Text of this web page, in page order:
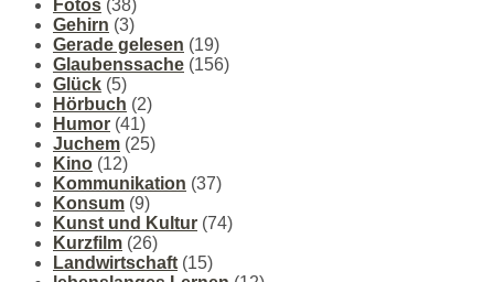
Fotos (38)
Gehirn (3)
Gerade gelesen (19)
Glaubenssache (156)
Glück (5)
Hörbuch (2)
Humor (41)
Juchem (25)
Kino (12)
Kommunikation (37)
Konsum (9)
Kunst und Kultur (74)
Kurzfilm (26)
Landwirtschaft (15)